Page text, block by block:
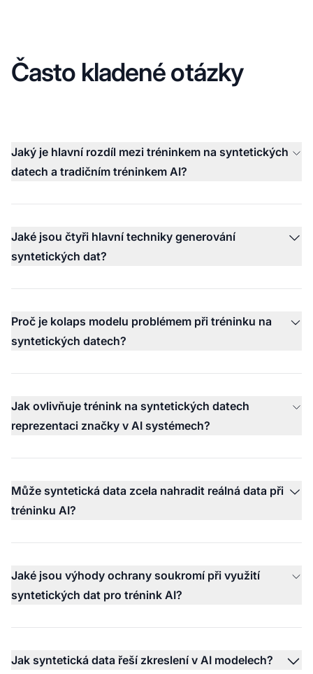
Často kladené otázky
Jaký je hlavní rozdíl mezi tréninkem na syntetických
datech a tradičním tréninkem AI?
Jaké jsou čtyři hlavní techniky generování
syntetických dat?
Proč je kolaps modelu problémem při tréninku na
syntetických datech?
Jak ovlivňuje trénink na syntetických datech
reprezentaci značky v AI systémech?
Může syntetická data zcela nahradit reálná data při
tréninku AI?
Jaké jsou výhody ochrany soukromí při využití
syntetických dat pro trénink AI?
Jak syntetická data řeší zkreslení v AI modelech?